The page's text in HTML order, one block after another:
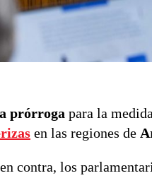
prórroga para la
en las regiones de
contra, los